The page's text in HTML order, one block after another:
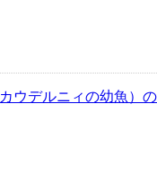
ウデルニィの幼魚）